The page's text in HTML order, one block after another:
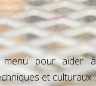
en évaluant le
menu pour aider à
et culturaux :